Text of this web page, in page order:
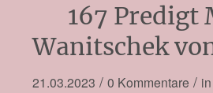
167 Predigt
Wanitschek
21.03.2023 / 0 Kommentare / in